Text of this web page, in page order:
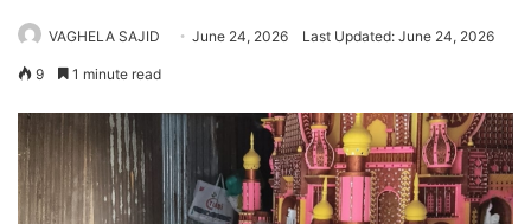
VAGHELA SAJID June 24, 2026 Last Updated: June 24, 2026
9 1 minute read